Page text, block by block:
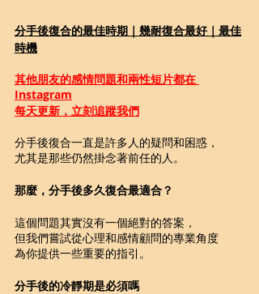
分手後復合的最佳時期｜幾耐復合最好｜最佳
時機
其他朋友的感情問題和兩性短片都在
Instagram
每天更新，立刻追蹤我們
分手後復合一直是許多人的疑問和困惑，
尤其是那些仍然掛念著前任的人。
那麼，分手後多久復合最適合？
這個問題其實沒有一個絕對的答案，
但我們嘗試從心理和感情顧問的專業角度
為你提供一些重要的指引。
分手後的冷靜期是必須嗎